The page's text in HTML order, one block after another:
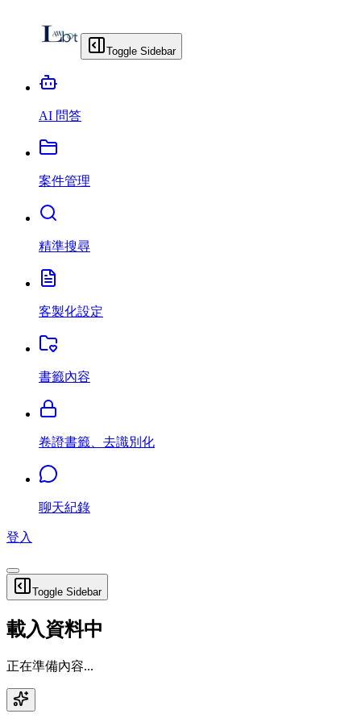
Toggle Sidebar
AI 問答
案件管理
精準搜尋
客製化設定
書籤內容
卷證書籤、去識別化
聊天紀錄
登入
Toggle Sidebar
載入資料中
正在準備內容...